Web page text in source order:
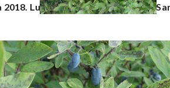
Lue koko artikkeli Puutarha-